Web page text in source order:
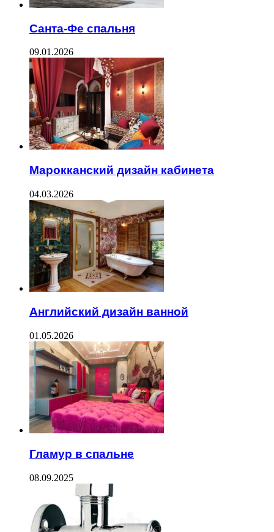
Санта-Фе спальня
09.01.2026
Марокканский дизайн кабинета
04.03.2026
Английский дизайн ванной
01.05.2026
Гламур в спальне
08.09.2025